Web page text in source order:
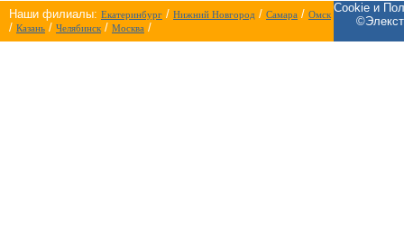
Наши филиалы: Екатеринбург / Нижний Новгород / Самара / Омск
/ Казань / Челябинск/ Москва /
Cookie и